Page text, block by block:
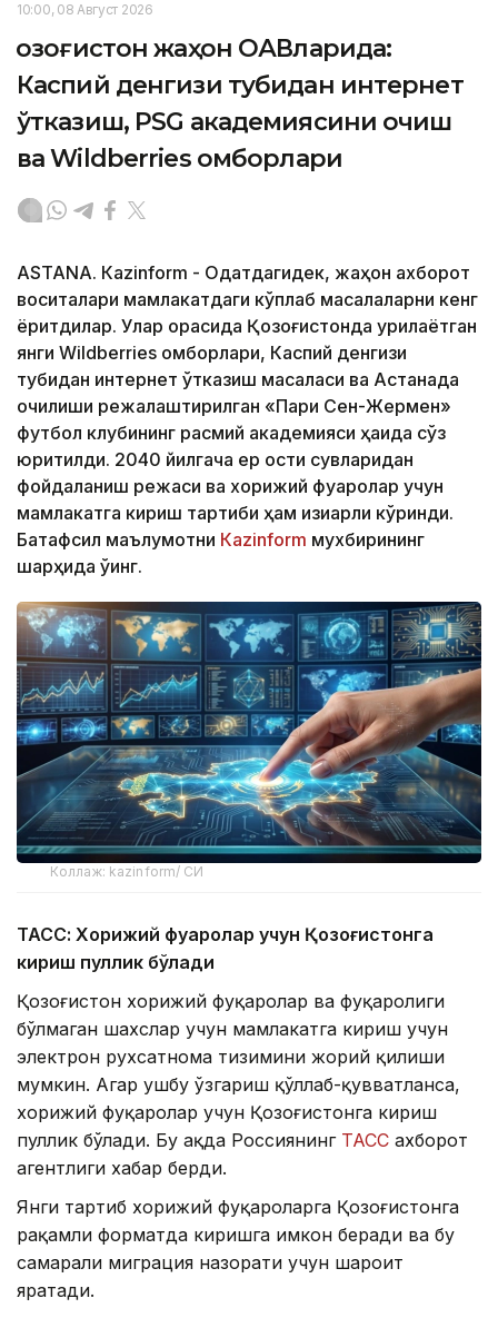
10:00, 08 Август 2026
Қозоғистон жаҳон ОАВларида:
Каспий денгизи тубидан интернет
ўтказиш, PSG академиясини очиш
ва Wildberries омборлари
ASTANА. Кazinform - Одатдагидек, жаҳон ахборот
воситалари мамлакатдаги кўплаб масалаларни кенг
ёритдилар. Улар орасида Қозоғистонда қурилаётган
янги Wildberries омборлари, Каспий денгизи
тубидан интернет ўтказиш масаласи ва Астанада
очилиши режалаштирилган «Пари Сен-Жермен»
футбол клубининг расмий академияси ҳақида сўз
юритилди. 2040 йилгача ер ости сувларидан
фойдаланиш режаси ва хорижий фуқаролар учун
мамлакатга кириш тартиби ҳам қизиқарли кўринди.
Батафсил маълумотни Кazinform мухбирининг
шарҳида ўқинг.
Коллаж: kazinform/ СИ
ТАСС: Хорижий фуқаролар учун Қозоғистонга
кириш пуллик бўлади
Қозоғистон хорижий фуқаролар ва фуқаролиги
бўлмаган шахслар учун мамлакатга кириш учун
электрон рухсатнома тизимини жорий қилиши
мумкин. Агар ушбу ўзгариш қўллаб-қувватланса,
хорижий фуқаролар учун Қозоғистонга кириш
пуллик бўлади. Бу ҳақда Россиянинг ТАСС ахборот
агентлиги хабар берди.
Янги тартиб хорижий фуқароларга Қозоғистонга
рақамли форматда киришга имкон беради ва бу
самарали миграция назорати учун шароит
яратади.